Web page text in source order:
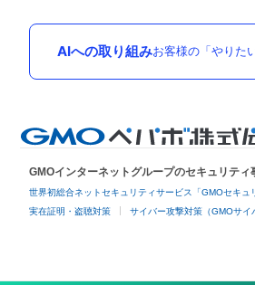
AIへの取り組みお客様の「やりた
GMOインターネットグループのセキュリティ
世界初総合ネットセキュリティサービス「GMOセキュ
実在証明・盗聴対策 サイバー攻撃対策（GMOサイ